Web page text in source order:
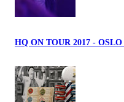
HQ ON TOUR 2017 - OSLO